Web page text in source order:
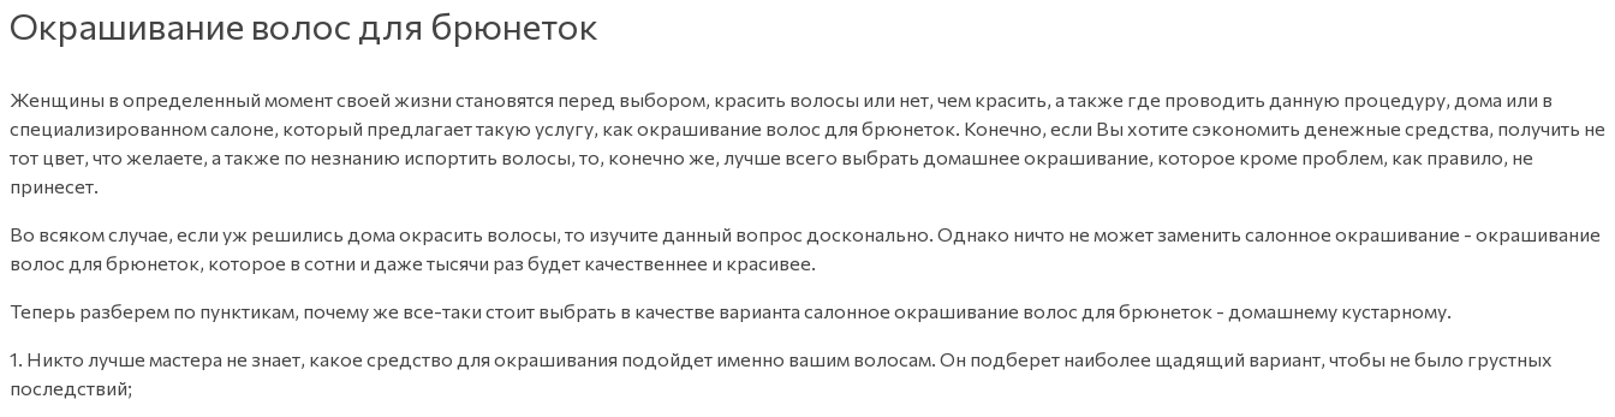
Окрашивание волос для брюнеток
Женщины в определенный момент своей жизни становятся перед выбором, красить волосы или нет, чем красить, а также где проводить данную процедуру, дома или в
специализированном салоне, который предлагает такую услугу, как окрашивание волос для брюнеток. Конечно, если Вы хотите сэкономить денежные средства, получить не
тот цвет, что желаете, а также по незнанию испортить волосы, то, конечно же, лучше всего выбрать домашнее окрашивание, которое кроме проблем, как правило, не
принесет.
Во всяком случае, если уж решились дома окрасить волосы, то изучите данный вопрос досконально. Однако ничто не может заменить салонное окрашивание - окрашивание
волос для брюнеток, которое в сотни и даже тысячи раз будет качественнее и красивее.
Теперь разберем по пунктикам, почему же все-таки стоит выбрать в качестве варианта салонное окрашивание волос для брюнеток - домашнему кустарному.
1. Никто лучше мастера не знает, какое средство для окрашивания подойдет именно вашим волосам. Он подберет наиболее щадящий вариант, чтобы не было грустных
последствий;